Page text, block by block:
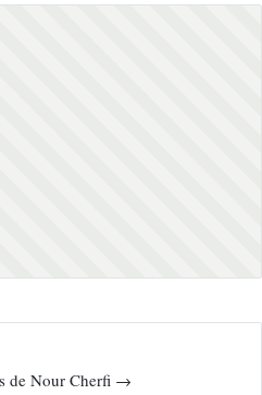
de Nour Cherfi →